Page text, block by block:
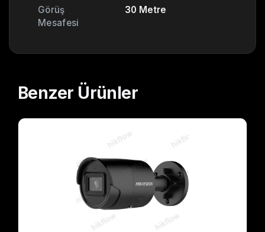
Görüş
Mesafesi
30 Metre
Benzer Ürünler